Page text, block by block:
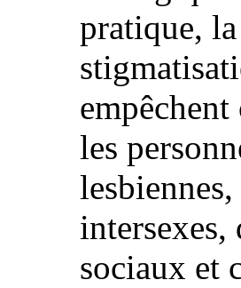
pratique,
les
sociaux et